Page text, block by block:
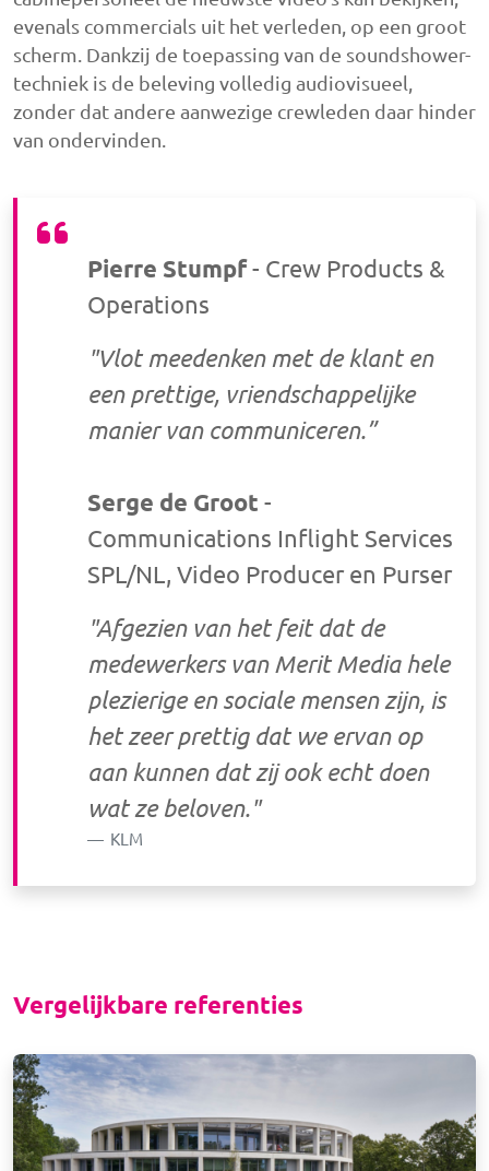
evenals commercials uit het verleden, op een groot
scherm. Dankzij de toepassing van de soundshower-
techniek is de beleving volledig audiovisueel,
zonder dat andere aanwezige crewleden daar hinder
van ondervinden.
Pierre Stumpf- Crew Products &
Operations
"Vlot meedenken met de klant en
een prettige, vriendschappelijke
manier van communiceren.”
Serge de Groot -
Communications Inflight Services
SPL/NL, Video Producer en Purser
"Afgezien van het feit dat de
medewerkers van Merit Media hele
plezierige en sociale mensen zijn, is
het zeer prettig dat we ervan op
aan kunnen dat zij ook echt doen
wat ze beloven."
KLM
Vergelijkbare referenties
Afbeelding